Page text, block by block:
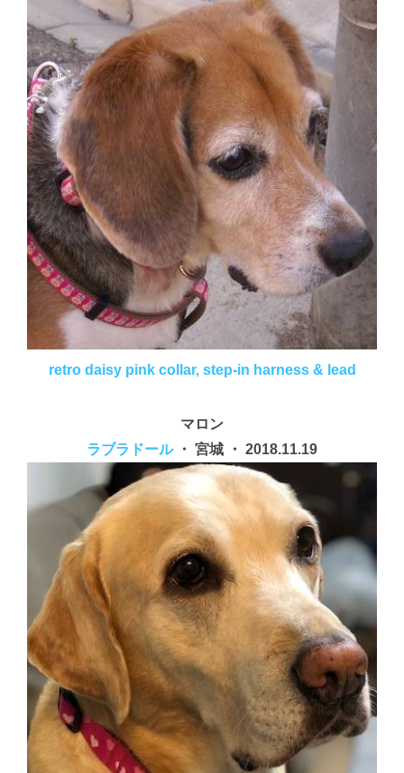
retro daisy pink collar, step-in harness & lead
マロン
ラブラドール・ 宮城 ・ 2018.11.19